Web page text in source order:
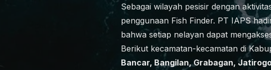
Sebagai wilayah pesisir dengan
penggunaan Fish Finder. PT IAPS
bahwa setiap nelayan dapat
Berikut kecamatan-kecamatan di
Bancar, Bangilan, Grabagan,